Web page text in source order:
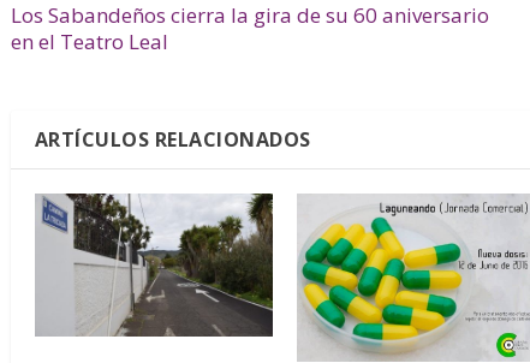
Los Sabandeños cierra la gira de su 60 aniversario
en el Teatro Leal
ARTÍCULOS RELACIONADOS